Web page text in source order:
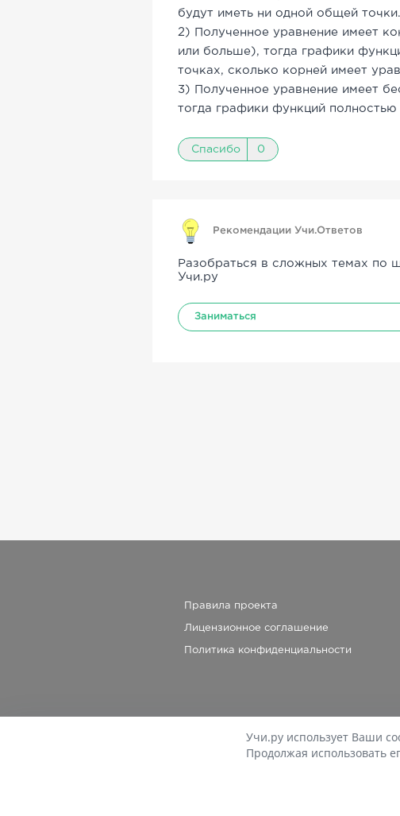
будут иметь ни одной общей точки.
2) Полученное уравнение имеет
или больше), тогда графики
точках, сколько корней имеет
3) Полученное уравнение имеет
тогда графики функций полностью
Спасибо 0
Рекомендации Учи.Ответов
Разобраться в сложных темах по
Учи.ру
Заниматься
Правила проекта
Лицензионное соглашение
Политика конфиденциальности
При
Учи.ру использует Ваши
Продолжая использовать